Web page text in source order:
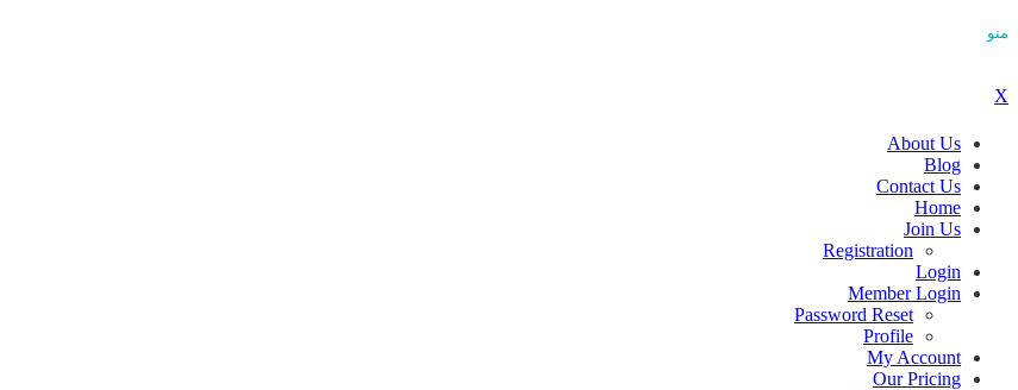
منو
X
About Us
Blog
Contact Us
Home
Join Us
Registration
Login
Member Login
Password Reset
Profile
My Account
Our Pricing